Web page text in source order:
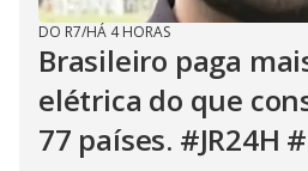
DO R7/HÁ 4 HORAS
Brasileiro paga
elétrica do que
77 países. #JR24H